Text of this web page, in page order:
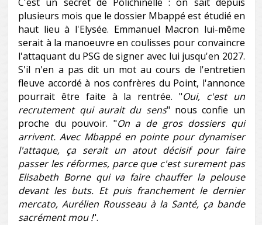
plusieurs mois que le dossier Mbappé est étudié en
haut lieu à l'Elysée. Emmanuel Macron lui-même
serait à la manoeuvre en coulisses pour convaincre
l'attaquant du PSG de signer avec lui jusqu'en 2027.
S'il n'en a pas dit un mot au cours de l'entretien
fleuve accordé à nos confrères du Point, l'annonce
pourrait être faite à la rentrée. "Oui, c'est un
recrutement qui aurait du sens" nous confie un
proche du pouvoir. "On a de gros dossiers qui
arrivent. Avec Mbappé en pointe pour dynamiser
l'attaque, ça serait un atout décisif pour faire
passer les réformes, parce que c'est surement pas
Elisabeth Borne qui va faire chauffer la pelouse
devant les buts. Et puis franchement le dernier
mercato, Aurélien Rousseau à la Santé, ça bande
sacrément mou !".